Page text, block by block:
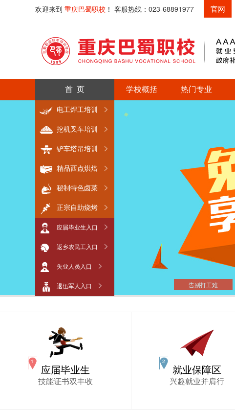
欢迎来到 重庆巴蜀职校 ！ 客服热线：023-68891977 官网
首 页
电工焊工培训
挖机叉车培训
铲车塔吊培训
精品西点烘焙
秘制特色卤菜
正宗自助烧烤
应届毕业生入口
返乡农民工入口
失业人员入口
退伍军人入口
学校概括 热门专业
告别打工难
应届毕业生
技能证书双丰收
就业保障区
兴趣就业并肩行